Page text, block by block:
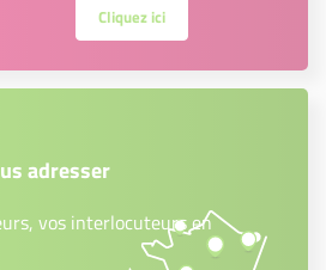
Cliquez ici
adresser
vos interlocuteurs en